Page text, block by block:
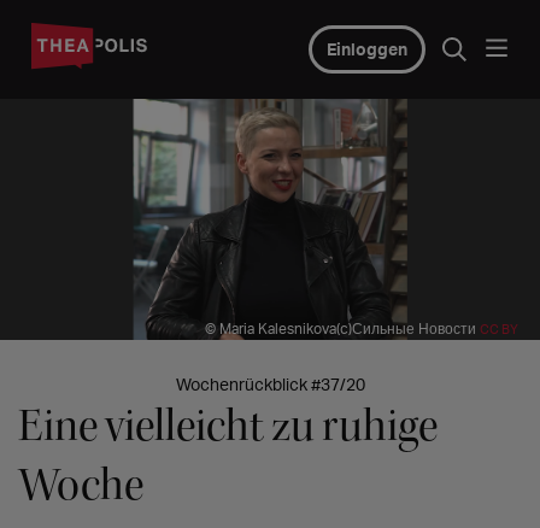
Einloggen
© Maria Kalesnikova(c)Сильные Новости CC BY
Wochenrückblick #37/20
Eine vielleicht zu ruhige
Woche